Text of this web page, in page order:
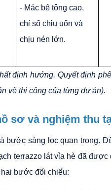
- Mác bê tông cao,
chỉ số chịu uốn và
chịu nén lớn.
định hướng. Quyết định
vẽ thi công của từng dự án).
sơ và nghiệm thu
bước sàng lọc quan trọng.
terrazzo lát vỉa hè đã
bước đối chiếu: